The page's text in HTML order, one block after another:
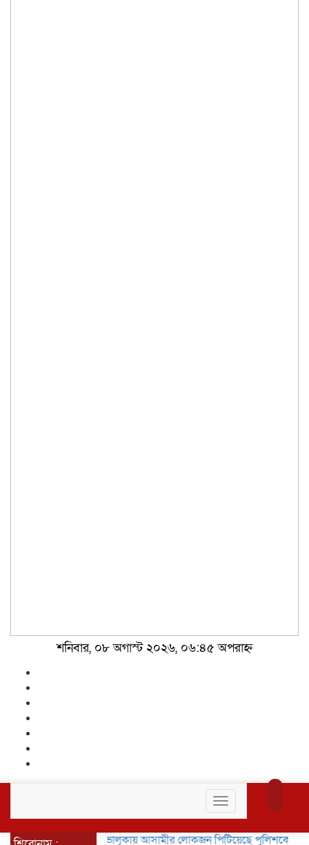
শনিবার, ০৮ অগাস্ট ২০২৬, ০৬:৪৫ অপরাহ্ন
Toggle
navigation
ভালুকায় আসামীর লোকজন পিটিয়েছে পুলিশকে হয়নি